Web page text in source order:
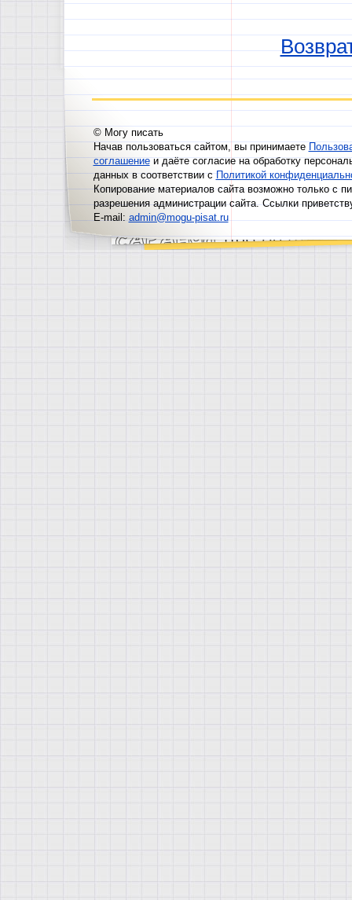
© Могу писать
Начав пользоваться сайтом, вы принимаете
соглашениеи даёте согласие на обработку
данных в соответствии сПолитикой
Копирование материалов сайта возможно только с
разрешения администрации сайта. Ссылки
E-mail:admin@mogu-pisat.ru